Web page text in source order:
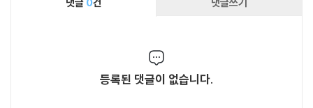
등록된 댓글이 없습니다.